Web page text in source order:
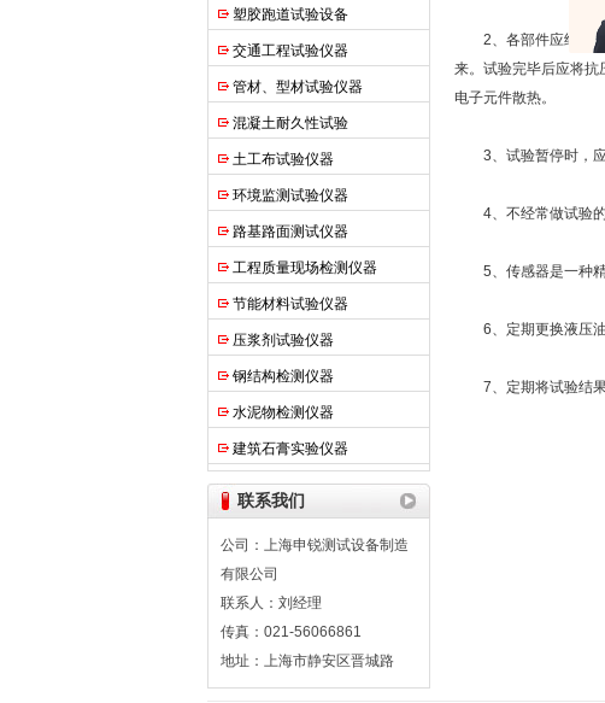
塑胶跑道试验设备
交通工程试验仪器
管材、型材试验仪器
混凝土耐久性试验
土工布试验仪器
环境监测试验仪器
路基路面测试仪器
工程质量现场检测仪器
节能材料试验仪器
压浆剂试验仪器
钢结构检测仪器
水泥物检测仪器
建筑石膏实验仪器
联系我们
公司：上海申锐测试设备制造
有限公司
联系人：刘经理
传真：021-56066861
地址：上海市静安区晋城路
2、各部件应经常擦
来。试验完毕后应将抗
电子元件散热。
3、试验暂停时，应
4、不经常做试验的
5、传感器是一种精
6、定期更换液压油
7、定期将试验结果